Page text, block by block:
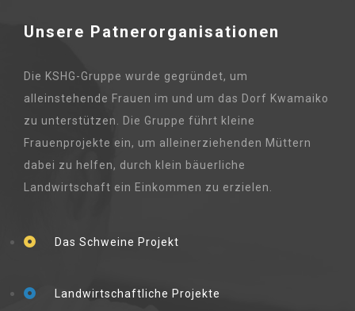
Unsere Patnerorganisationen
Die KSHG-Gruppe wurde gegründet, um
alleinstehende Frauen im und um das Dorf Kwamaiko
zu unterstützen. Die Gruppe führt kleine
Frauenprojekte ein, um alleinerziehenden Müttern
dabei zu helfen, durch klein bäuerliche
Landwirtschaft ein Einkommen zu erzielen.
Das Schweine Projekt
Landwirtschaftliche Projekte